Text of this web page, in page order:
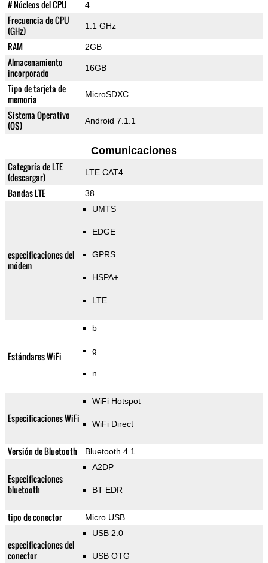
# Núcleos del CPU 4
Frecuencia de CPU
(GHz)
1.1 GHz
RAM 2GB
Almacenamiento
incorporado
16GB
Tipo de tarjeta de
memoria
MicroSDXC
Sistema Operativo
(OS)
Android 7.1.1
Comunicaciones
Categoría de LTE
(descargar)
LTE CAT4
Bandas LTE 38
especificaciones del
módem
UMTS
EDGE
GPRS
HSPA+
LTE
Estándares WiFi
b
g
n
Especificaciones WiFi
WiFi Hotspot
WiFi Direct
Versión de Bluetooth Bluetooth 4.1
Especificaciones
bluetooth
A2DP
BT EDR
tipo de conector Micro USB
especificaciones del
conector
USB 2.0
USB OTG